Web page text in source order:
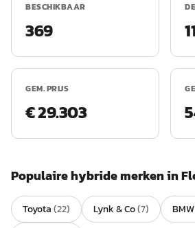
BESCHIKBAAR
369
GEM. PRIJS
€ 29.303
Populairehybridemerken in
Toyota(22) Lynk & Co(7) BMW